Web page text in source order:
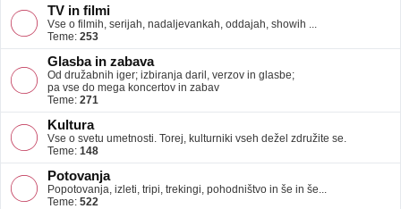
TV in filmi
Vse o filmih, serijah, nadaljevankah, oddajah, showih ...
Teme: 253
Glasba in zabava
Od družabnih iger; izbiranja daril, verzov in glasbe;
pa vse do mega koncertov in zabav
Teme: 271
Kultura
Vse o svetu umetnosti. Torej, kulturniki vseh dežel združite se.
Teme: 148
Potovanja
Popotovanja, izleti, tripi, trekingi, pohodništvo in še in še...
Teme: 522